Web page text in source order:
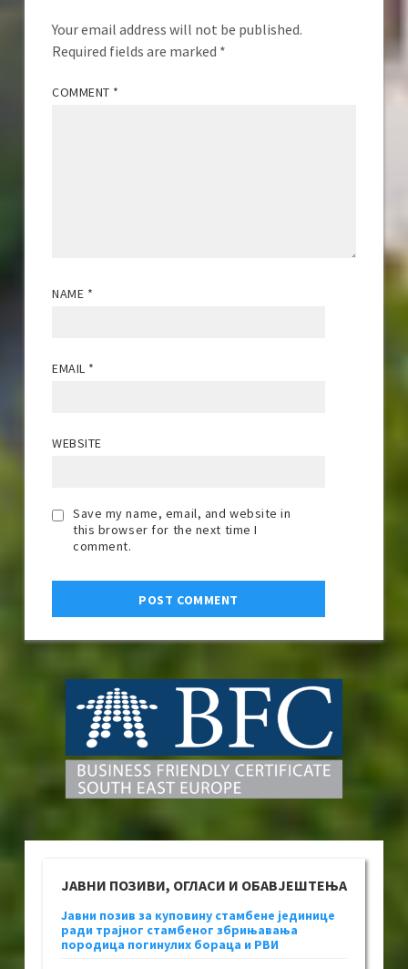
Your email address will not be published.
Required fields are marked *
COMMENT *
NAME *
EMAIL *
WEBSITE
Save my name, email, and website in
this browser for the next time I
comment.
ЈАВНИ ПОЗИВИ, ОГЛАСИ И ОБАВЈЕШТЕЊА
Јавни позив за куповину стамбене јединице
ради трајног стамбеног збрињавања
породица погинулих бораца и РВИ